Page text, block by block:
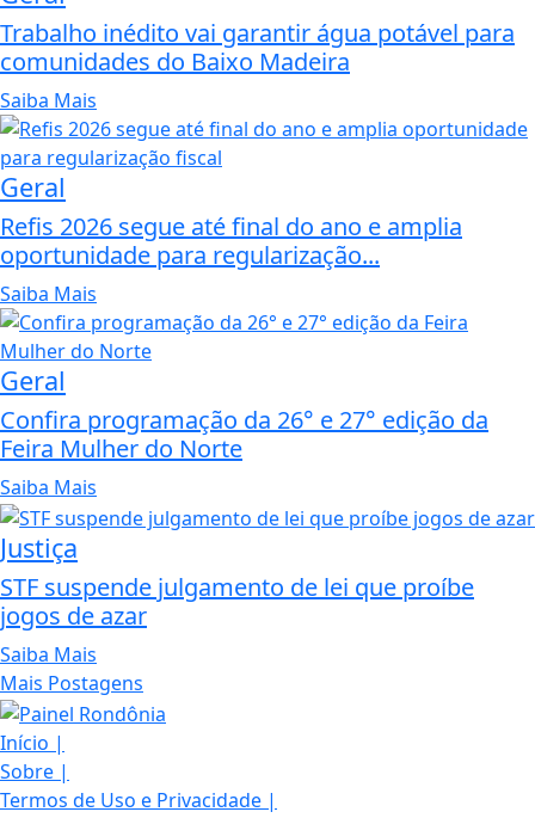
Trabalho inédito vai garantir água potável para
comunidades do Baixo Madeira
Saiba Mais
Geral
Refis 2026 segue até final do ano e amplia
oportunidade para regularização...
Saiba Mais
Geral
Confira programação da 26° e 27° edição da
Feira Mulher do Norte
Saiba Mais
Justiça
STF suspende julgamento de lei que proíbe
jogos de azar
Saiba Mais
Mais Postagens
Início |
Sobre |
Termos de Uso e Privacidade |